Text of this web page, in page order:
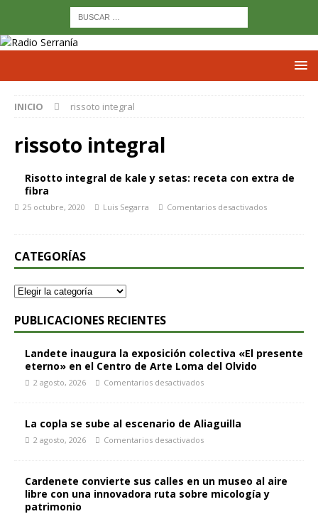
INICIO rissoto integral
rissoto integral
Risotto integral de kale y setas: receta con extra de
fibra
25 octubre, 2020 Luis Segarra Comentarios desactivados
CATEGORÍAS
PUBLICACIONES RECIENTES
Landete inaugura la exposición colectiva «El presente
eterno» en el Centro de Arte Loma del Olvido
2 agosto, 2026 Comentarios desactivados
La copla se sube al escenario de Aliaguilla
2 agosto, 2026 Comentarios desactivados
Cardenete convierte sus calles en un museo al aire
libre con una innovadora ruta sobre micología y
patrimonio